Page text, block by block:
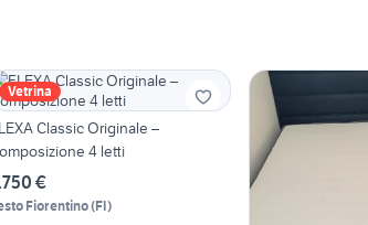
Vetrina
Classic Originale –
4 letti
€
Fiorentino(FI)